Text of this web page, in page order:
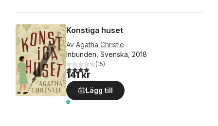
Konstiga huset
Av Agatha Christie
Inbunden, Svenska, 2018
3,9utav 5 stjärnor. Totalt antal röster:
(15)
141 kr
Lägg till